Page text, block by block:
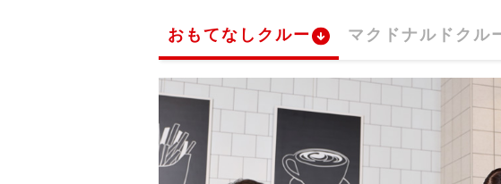
おもてなしクルー マクドナルドクル